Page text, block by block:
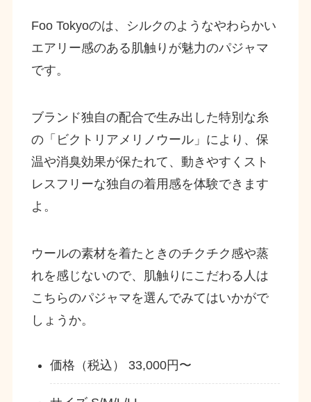
Foo Tokyoのは、シルクのようなやわらかい
エアリー感のある肌触りが魅力のパジャマ
です。
ブランド独自の配合で生み出した特別な糸
の「ビクトリアメリノウール」により、保
温や消臭効果が保たれて、動きやすくスト
レスフリーな独自の着用感を体験できます
よ。
ウールの素材を着たときのチクチク感や蒸
れを感じないので、肌触りにこだわる人は
こちらのパジャマを選んでみてはいかがで
しょうか。
価格（税込） 33,000円〜